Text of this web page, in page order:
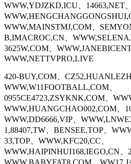
WWW,YDJZKD,ICU、14663,NET
WWW,MAINSTMJ,COM、
B,IMACROC,CN、
3625W,COM、
WWW,NETTVPRO,LIVE
420-BUY,COM、
WWW,W11FOOTBALL,COM、
0955CE4723,ZSYKNK,COM、
WWW,HUANGCHAO002,COM、
WWW,DD6666,VIP、
1,88407,TW、BENSEE,TOP、
33,TOP、WWW,KFC20,CC、
WWW,HAIPINHUI168,IEGO,CN、
WWW,BABYFAT8,COM、